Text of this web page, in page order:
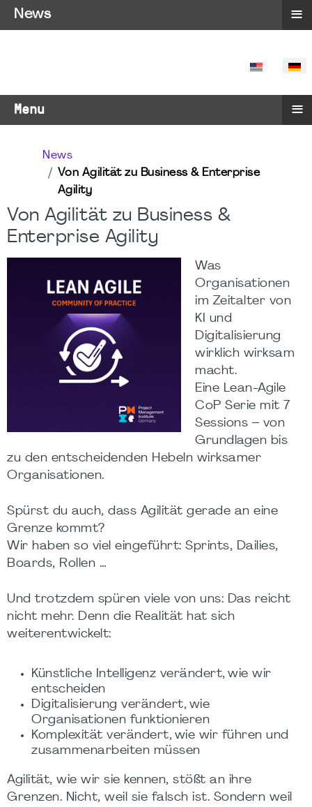
SPRACHE
Menu ≡
News
Von Agilität zu Business & Enterprise
Agility
Von Agilität zu Business &
Enterprise Agility
Was
Organisationen
im Zeitalter von
KI und
Digitalisierung
wirklich wirksam
macht.
Eine Lean-Agile
CoP Serie mit 7
Sessions – von
Grundlagen bis
zu den entscheidenden Hebeln wirksamer
Organisationen.
Spürst du auch, dass Agilität gerade an eine
Grenze kommt?
Wir haben so viel eingeführt: Sprints, Dailies,
Boards, Rollen …
Und trotzdem spüren viele von uns: Das reicht
nicht mehr. Denn die Realität hat sich
weiterentwickelt:
Künstliche Intelligenz verändert, wie wir
entscheiden
Digitalisierung verändert, wie
Organisationen funktionieren
Komplexität verändert, wie wir führen und
zusammenarbeiten müssen
Agilität, wie wir sie kennen, stößt an ihre
Grenzen. Nicht, weil sie falsch ist. Sondern weil
News ≡